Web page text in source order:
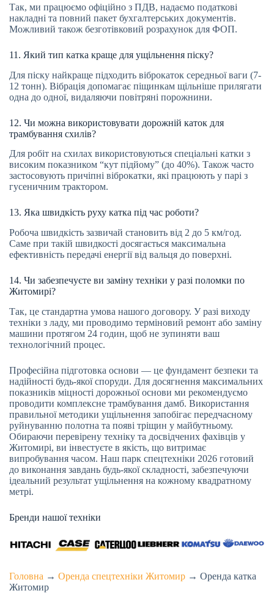
Так, ми працюємо офіційно з ПДВ, надаємо податкові
накладні та повний пакет бухгалтерських документів.
Можливий також безготівковий розрахунок для ФОП.
11. Який тип катка краще для ущільнення піску?
Для піску найкраще підходить віброкаток середньої ваги (7-
12 тонн). Вібрація допомагає піщинкам щільніше прилягати
одна до одної, видаляючи повітряні порожнини.
12. Чи можна використовувати дорожній каток для
трамбування схилів?
Для робіт на схилах використовуються спеціальні катки з
високим показником “кут підйому” (до 40%). Також часто
застосовують причіпні віброкатки, які працюють у парі з
гусеничним трактором.
13. Яка швидкість руху катка під час роботи?
Робоча швидкість зазвичай становить від 2 до 5 км/год.
Саме при такій швидкості досягається максимальна
ефективність передачі енергії від вальця до поверхні.
14. Чи забезпечуєте ви заміну техніки у разі поломки по
Житомирі?
Так, це стандартна умова нашого договору. У разі виходу
техніки з ладу, ми проводимо терміновий ремонт або заміну
машини протягом 24 годин, щоб не зупиняти ваш
технологічний процес.
Професійна підготовка основи — це фундамент безпеки та
надійності будь-якої споруди. Для досягнення максимальних
показників міцності дорожньої основи ми рекомендуємо
проводити комплексне трамбування дамб. Використання
правильної методики ущільнення запобігає передчасному
руйнуванню полотна та появі тріщин у майбутньому.
Обираючи перевірену техніку та досвідчених фахівців у
Житомирі, ви інвестуєте в якість, що витримає
випробування часом. Наш парк спецтехніки 2026 готовий
до виконання завдань будь-якої складності, забезпечуючи
ідеальний результат ущільнення на кожному квадратному
метрі.
Бренди нашої техніки
Головна → Оренда спецтехніки Житомир → Оренда катка
Житомир